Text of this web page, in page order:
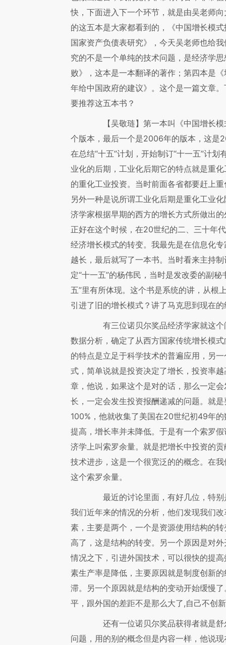
快，下面进入下一个环节，就是由吴老师
的这五本是大家都看到的，《中国增长模
国家资产负债表研究》，今天吴老师也给
究的不是一个单纯的技术问题，是经济学
败》，这本是一本翻译的著作；第四本是
年给中国政府的建议》。这个是一篇文章
要推荐这五本书？
【吴敬琏】 第一本叫《中国增长
个版本，最后一个是2006年的版本，这是
在总结“十五”计划，开始制订“十一五”计
业化的后期，工业化后期它的特点就是重
的重化工业投资。当时前面各省都要赶上
另外一种是说所谓工业化后期是重化工业
济学家根据早期的西方的增长方式所做出
正好在这个时候，在20世纪的二、三十年
经济增长模式的转变。我最先是在信息化
越长，最后就写了一本书。当时看来主持
定“十一五”的杨伟民，当时是发改委的副
五”里有所体现。这个书是系统的讲，从根
引进了旧的增长模式？讲了马克思到现在
有三位诺贝尔奖品经济学家就这个
数据分析，确定了从西方国家传统增长模
的特点是立足于科学技术的普遍应用，另
式，简单说就是投资决定了增长，投资率
章，他说，如果这个是对的话，那么一定
长，一定会发生投资报酬递减的问题。就
100%，他就收集了美国在20世纪初49年
提高，增长率并未降低。于是有一个索罗
济学上叫索罗余量。就是把增长中投资的
技术进步，这是一个很宽泛的的概念。在
这个索罗余量。
最近的讨论里面，有好几位，特别
我们近年来的情况的分析，他们发现我们
素，主要是两个，一个是资源使用结构的
高了，这是结构的转变。另一个原因是对
情况之下，引进外国技术，可以很快的提
素生产率是降低，主要原因就是制度创新
滞。另一个原因就是结构的变动开始缓慢
平，跟外国的差距不是那么大了,自己不创
还有一位诺贝尔奖品获得者就是舒
问题，用的别的概念但是内容一样，他说